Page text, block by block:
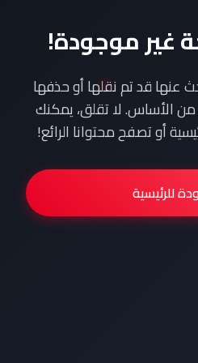
غير موجودة!
عنها قد تم نقلها أو حذفها
الأساس. لا تقلق، يمكنك
أو تصفح محتوانا الرائع!
للرئيسية